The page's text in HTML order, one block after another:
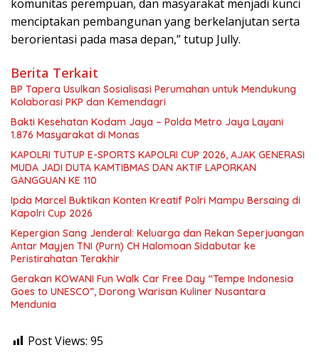
komunitas perempuan, dan masyarakat menjadi kunci
menciptakan pembangunan yang berkelanjutan serta
berorientasi pada masa depan,” tutup Jully.
Berita Terkait
BP Tapera Usulkan Sosialisasi Perumahan untuk Mendukung
Kolaborasi PKP dan Kemendagri
Bakti Kesehatan Kodam Jaya – Polda Metro Jaya Layani
1.876 Masyarakat di Monas
KAPOLRI TUTUP E-SPORTS KAPOLRI CUP 2026, AJAK GENERASI
MUDA JADI DUTA KAMTIBMAS DAN AKTIF LAPORKAN
GANGGUAN KE 110
Ipda Marcel Buktikan Konten Kreatif Polri Mampu Bersaing di
Kapolri Cup 2026
Kepergian Sang Jenderal: Keluarga dan Rekan Seperjuangan
Antar Mayjen TNI (Purn) CH Halomoan Sidabutar ke
Peristirahatan Terakhir
Gerakan KOWANI Fun Walk Car Free Day “Tempe Indonesia
Goes to UNESCO”, Dorong Warisan Kuliner Nusantara
Mendunia
Post Views: 95